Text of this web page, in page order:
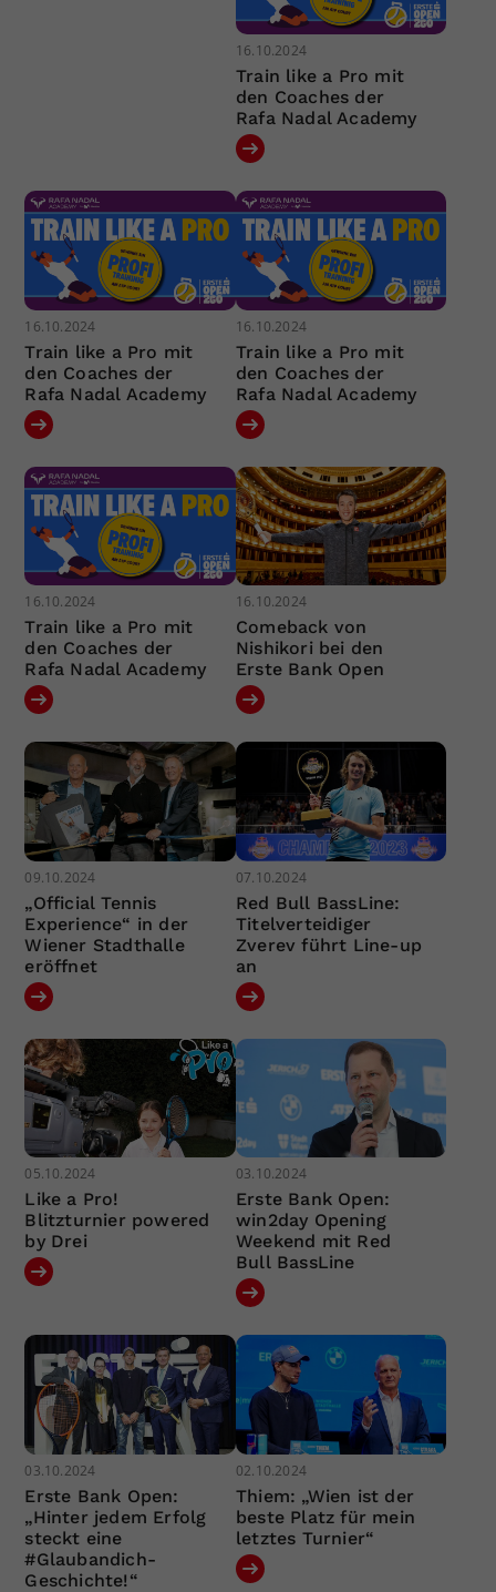
16.10.2024
Train like a Pro mit
den Coaches der
Rafa Nadal Academy
16.10.2024
Train like a Pro mit
den Coaches der
Rafa Nadal Academy
16.10.2024
Train like a Pro mit
den Coaches der
Rafa Nadal Academy
16.10.2024
Train like a Pro mit
den Coaches der
Rafa Nadal Academy
16.10.2024
Comeback von
Nishikori bei den
Erste Bank Open
09.10.2024
„Official Tennis
Experience“ in der
Wiener Stadthalle
eröffnet
07.10.2024
Red Bull BassLine:
Titelverteidiger
Zverev führt Line-up
an
05.10.2024
Like a Pro!
Blitzturnier powered
by Drei
03.10.2024
Erste Bank Open:
win2day Opening
Weekend mit Red
Bull BassLine
03.10.2024
Erste Bank Open:
„Hinter jedem Erfolg
steckt eine
#Glaubandich-
Geschichte!“
02.10.2024
Thiem: „Wien ist der
beste Platz für mein
letztes Turnier“